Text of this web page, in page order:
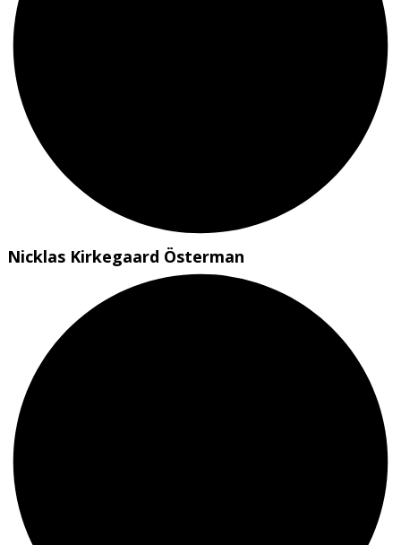
Nicklas Kirkegaard Österman